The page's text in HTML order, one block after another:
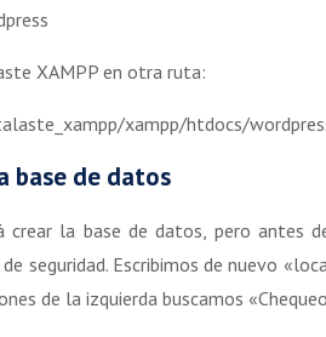
XAMPP en otra ruta:
xampp/htdocs/
base de datos
crear la base de datos, pero antes
seguridad. Escribimos de nuevo
de la izquierda buscamos